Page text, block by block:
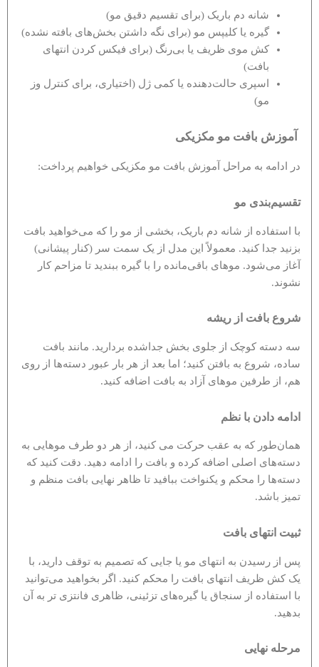
شانه دم باریک (برای تقسیم دقیق مو)
گیره یا کلیپس مو (برای نگه داشتن بخش‌های بافته نشده)
کش موی ظریف یا بی‌رنگ (برای فیکس کردن انتهای
بافت)
اسپری حالت‌دهنده یا کمی ژل (اختیاری، برای کنترل وز
مو)
آموزش بافت مو مکزیکی
در ادامه به مراحل آموزش بافت مو مکزیکی خواهیم پرداخت:
تقسیم‌بندی مو
با استفاده از شانه دم باریک، بخشی از مو را که می‌خواهید بافت
بزنید جدا کنید. معمولاً این مدل از یک سمت سر (کنار پیشانی)
آغاز می‌شود. موهای باقی‌مانده را با گیره ببندید تا مزاحم کار
نشوند.
شروع بافت از ریشه
سه دسته کوچک از جلوی بخش جداشده بردارید. مانند بافت
ساده، شروع به بافتن کنید؛ اما بعد از هر بار عبور دسته‌ها از روی
هم، از طرفین موهای آزاد به بافت اضافه کنید.
ادامه دادن با نظم
همان‌طور که به عقب حرکت می کنید، از هر دو طرف موهایی به
دسته‌های اصلی اضافه کرده و بافت را ادامه دهید. دقت کنید که
دسته‌ها را محکم و یکنواخت ببافید تا ظاهر نهایی بافت منظم و
تمیز باشد.
ثبیت انتهای بافت
پس از رسیدن به انتهای مو یا جایی که تصمیم به توقف دارید، با
یک کش ظریف انتهای بافت را محکم کنید. اگر بخواهید می‌توانید
با استفاده از سنجاق یا گیره‌های تزئینی، ظاهری فانتزی‌ تر به آن
بدهید.
مرحله نهایی